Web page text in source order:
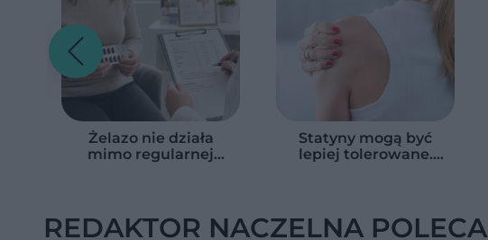
Żelazo nie działa
mimo regularnej
jelitach
Statyny mogą być
lepiej tolerowane.
REDAKTOR NACZELNA POLECA